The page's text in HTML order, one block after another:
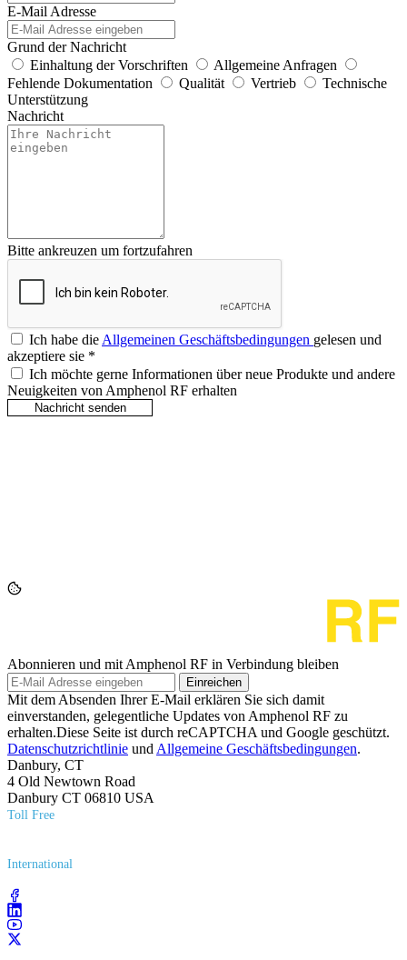
E-Mail Adresse
Grund der Nachricht
Einhaltung der Vorschriften
Allgemeine Anfragen
Fehlende Dokumentation
Qualität Vertrieb
Technische
Unterstützung
Nachricht
Bitte ankreuzen um fortzufahren
Ich habe dieAllgemeinen Geschäftsbedingungen gelesen und
akzeptiere sie *
Ich möchte gerne Informationen über neue Produkte und andere
Neuigkeiten von Amphenol RF erhalten
Abonnieren und mit Amphenol RF in Verbindung bleiben
Einreichen
Mit dem Absenden Ihrer E-Mail erklären Sie sich damit
einverstanden, gelegentliche Updates von Amphenol RF zu
erhalten.Diese Seite ist durch reCAPTCHA und Google geschützt.
Datenschutzrichtlinie und Allgemeine Geschäftsbedingungen.
Danbury, CT
4 Old Newtown Road
Danbury CT 06810 USA
Toll Free
International